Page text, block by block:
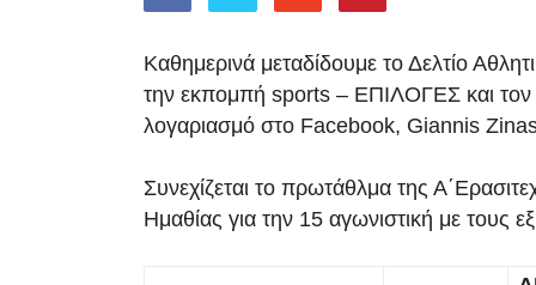
Καθημερινά μεταδίδουμε το Δελτίο
την εκπομπή sports – ΕΠΙΛΟΓΕΣ και
λογαριασμό στο Facebook, Giannis
Συνεχίζεται το πρωτάθλμα της
Ημαθίας για την 15 αγωνιστική με τους